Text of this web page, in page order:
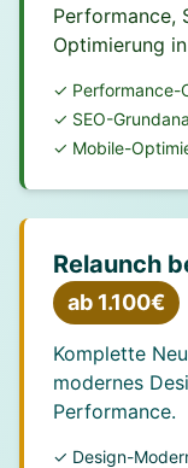
Performance,
Optimierung
✓ Performance-
✓ SEO-
✓ Mobile-
Relaunch
ab 1.100€
Komplette
modernes
Performance.
✓ Design-